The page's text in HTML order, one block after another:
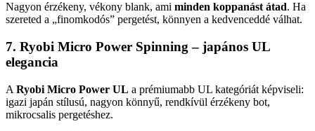
Nagyon érzékeny, vékony blank, ami minden koppanást átad. Ha
szereted a „finomkodós” pergetést, könnyen a kedvenceddé válhat.
7. Ryobi Micro Power Spinning – japános UL
elegancia
A Ryobi Micro Power UL a prémiumabb UL kategóriát képviseli:
igazi japán stílusú, nagyon könnyű, rendkívül érzékeny bot,
mikrocsalis pergetéshez.